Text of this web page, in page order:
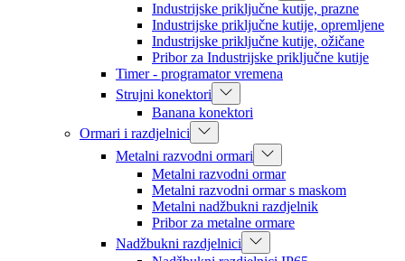
Industrijske priključne kutije, prazne
Industrijske priključne kutije, opremljene
Industrijske priključne kutije, ožičane
Pribor za Industrijske priključne kutije
Timer - programator vremena
Strujni konektori
Banana konektori
Ormari i razdjelnici
Metalni razvodni ormari
Metalni razvodni ormar
Metalni razvodni ormar s maskom
Metalni nadžbukni razdjelnik
Pribor za metalne ormare
Nadžbukni razdjelnici